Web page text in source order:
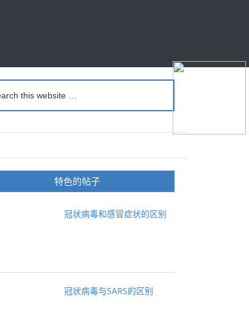
特色的帖子
冠状病毒和感冒症状的区别
冠状病毒与SARS的区别